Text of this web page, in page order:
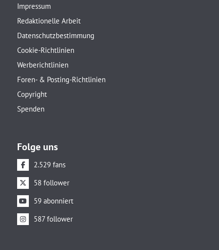
Impressum
Redaktionelle Arbeit
Datenschutzbestimmung
Cookie-Richtlinien
Werberichtlinien
Foren- & Posting-Richtlinien
Copyright
Spenden
Folge uns
2.529 fans
58 follower
59 abonniert
587 follower